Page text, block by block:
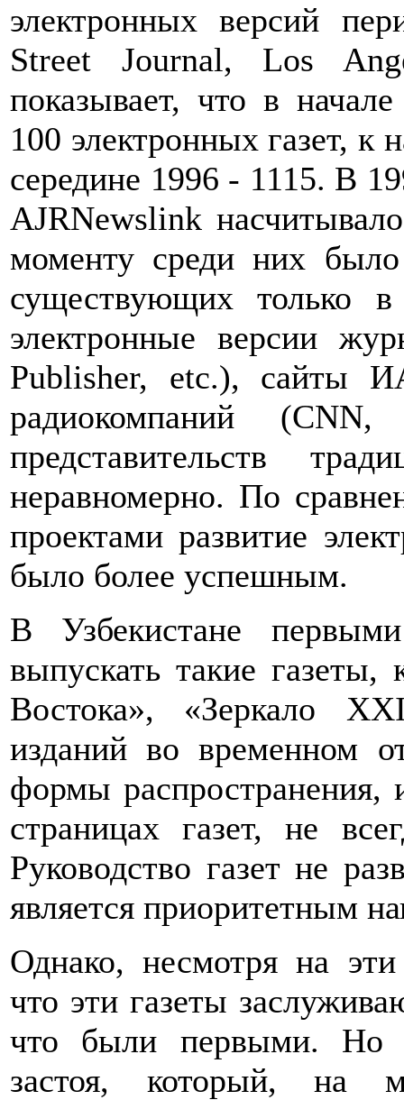
электронных версий
Street Journal, Los
показывает, что в
100 электронных газет, к
середине 1996 - 1115. В
AJRNewslink
моменту среди них было
существующих только в
электронные версии
Publisher, etc.), сайты
радиокомпаний
представительств
неравномерно. По
проектами развитие
было более успешным.
В Узбекистане
выпускать такие
Востока», «Зеркало
изданий во временном
формы распространения,
страницах газет, не
Руководство газет не
является приоритетным
Однако, несмотря на эти
что эти газеты
что были первыми. Но
застоя, который, на